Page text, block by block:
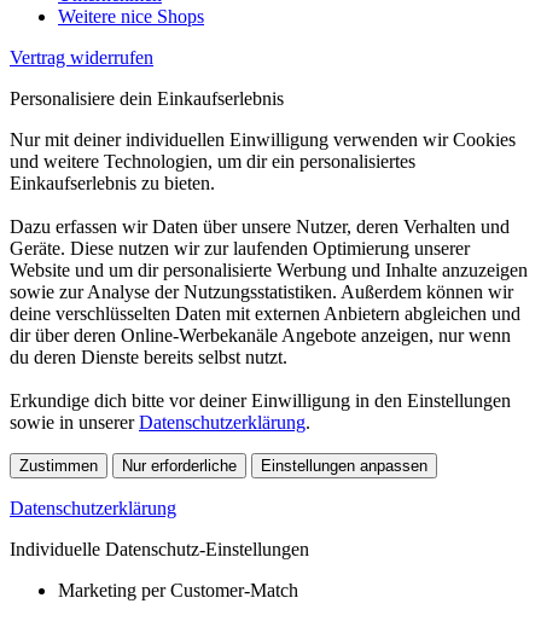
Weitere nice Shops
Vertrag widerrufen
Personalisiere dein Einkaufserlebnis
Nur mit deiner individuellen Einwilligung verwenden wir Cookies
und weitere Technologien, um dir ein personalisiertes
Einkaufserlebnis zu bieten.
Dazu erfassen wir Daten über unsere Nutzer, deren Verhalten und
Geräte. Diese nutzen wir zur laufenden Optimierung unserer
Website und um dir personalisierte Werbung und Inhalte anzuzeigen
sowie zur Analyse der Nutzungsstatistiken. Außerdem können wir
deine verschlüsselten Daten mit externen Anbietern abgleichen und
dir über deren Online-Werbekanäle Angebote anzeigen, nur wenn
du deren Dienste bereits selbst nutzt.
Erkundige dich bitte vor deiner Einwilligung in den Einstellungen
sowie in unsererDatenschutzerklärung.
Zustimmen Nur erforderliche Einstellungen anpassen
Datenschutzerklärung
Individuelle Datenschutz-Einstellungen
Marketing per Customer-Match